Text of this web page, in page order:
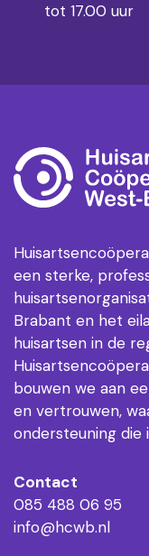
tot 17.00 uur
een sterke,
Brabant en het
huisartsen in de
bouwen we aan
en vertrouwen,
ondersteuning
Contact
085 488 06 95
info@hcwb.nl